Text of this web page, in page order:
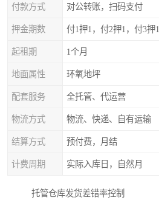
付款方式 对公转账，扫码支付
押金期数 付1押1，付2押1，付3押1
起租期 1个月
地面属性 环氧地坪
配套服务 全托管、代运营
物流方式 物流、快递、自有运输
结算方式 预付费，月结
计费周期 实际入库日，自然月
托管仓库发货差错率控制